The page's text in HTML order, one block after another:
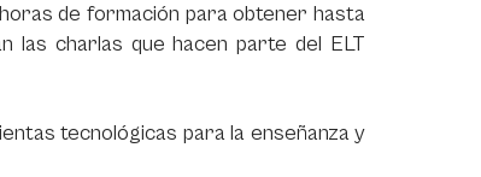
de formación para obtener hasta
las charlas que hacen parte del ELT
tecnológicas para la enseñanza y